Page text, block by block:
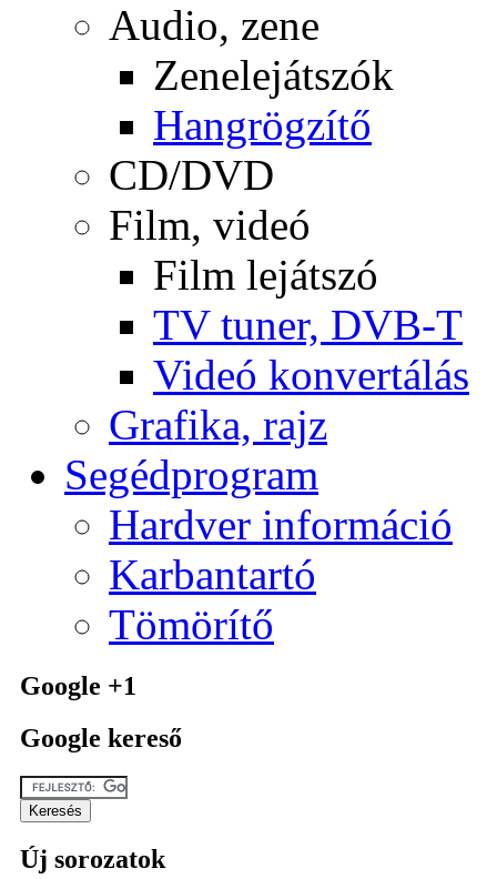
Audio, zene
Zenelejátszók
Hangrögzítő
CD/DVD
Film, videó
Film lejátszó
TV tuner, DVB-T
Videó konvertálás
Grafika, rajz
Segédprogram
Hardver információ
Karbantartó
Tömörítő
Google +1
Google kereső
Új sorozatok